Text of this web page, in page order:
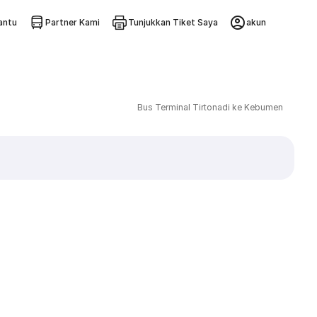
Partner Kami Tunjukkan Tiket Saya akun
Bus Terminal Tirtonadi ke Kebumen